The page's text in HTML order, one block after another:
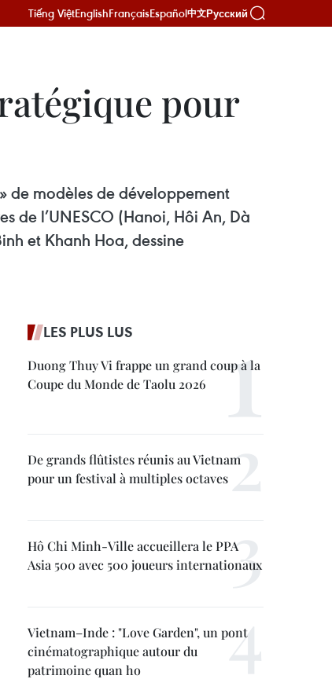
Tiếng ViệtEnglishFrançaisEspañol中文Русский
pour
de modèles de développement
de l’UNESCO (Hanoi, Hôi An, Dà
et Khanh Hoa, dessine
LES PLUS LUS
Duong Thuy Vi frappe un grand coup à la
Coupe du Monde de Taolu 2026
De grands flûtistes réunis au Vietnam
pour un festival à multiples octaves
Hô Chi Minh-Ville accueillera le PPA
Asia 500 avec 500 joueurs internationaux
Vietnam–Inde : "Love Garden", un pont
cinématographique autour du
patrimoine quan ho